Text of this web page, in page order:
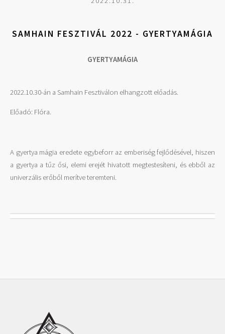
SAMHAIN FESZTIVÁL 2022 - GYERTYAMÁGIA
GYERTYAMÁGIA
2022.10.30-án a Samhain Fesztiválon elhangzott előadás.
Előadó: Flóra.
A gyertya mágia eredete egybeforr az emberiség fejlődésével, hiszen
a gyertya a tűz ősi, elemi erejét hivatott megtestesíteni, és ebből az
univerzális erőből merítve teremteni.